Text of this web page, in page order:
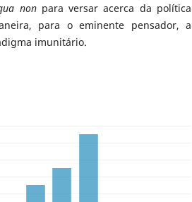
non para versar acerca da política
para o eminente pensador, a
imunitário.